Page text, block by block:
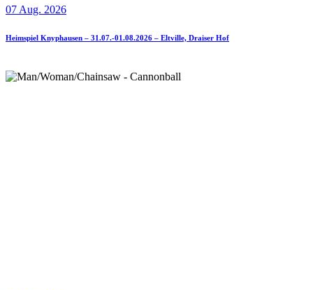
07 Aug. 2026
Heimspiel Knyphausen – 31.07.-01.08.2026 – Eltville, Draiser Hof